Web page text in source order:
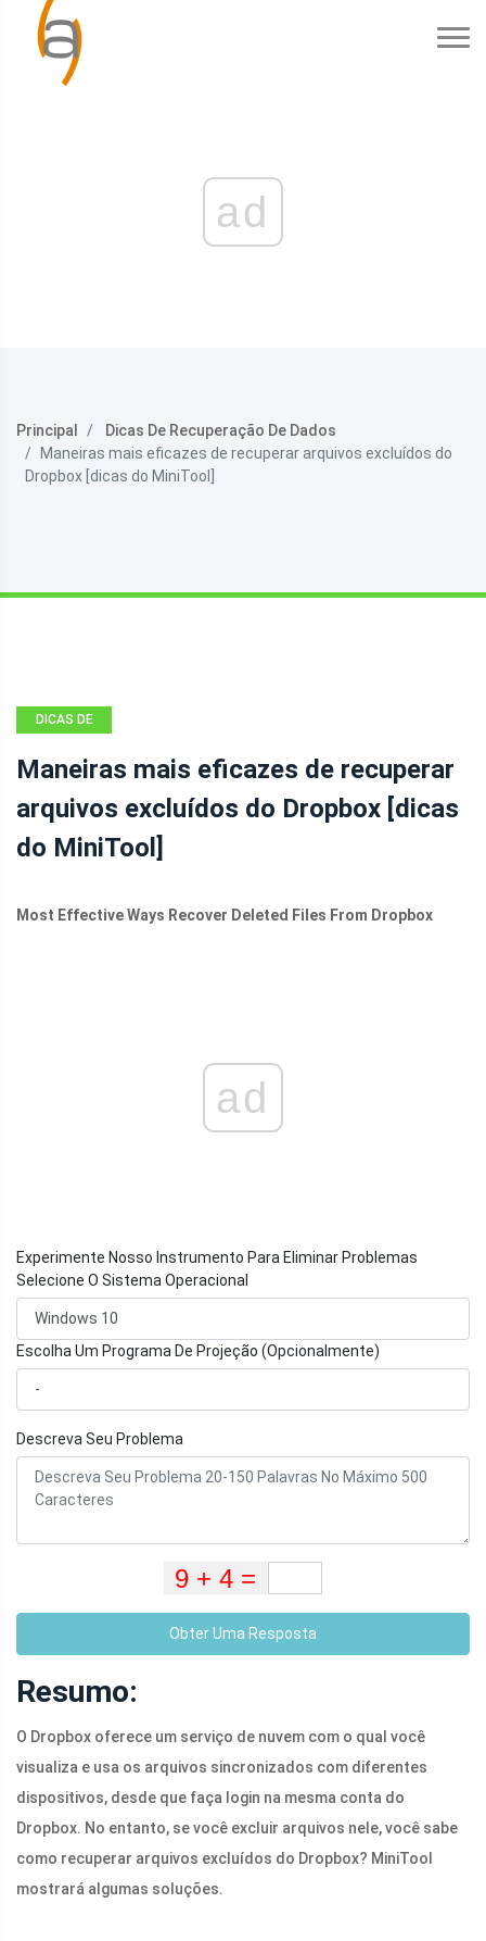
ad
Principal
Dicas De Recuperação De Dados
Maneiras mais eficazes de recuperar arquivos excluídos do
Dropbox [dicas do MiniTool]
DICAS DE
DE DADOS
Maneiras mais eficazes de recuperar
arquivos excluídos do Dropbox [dicas
do MiniTool]
Most Effective Ways Recover Deleted Files From Dropbox
ad
Experimente Nosso Instrumento Para Eliminar Problemas
Selecione O Sistema Operacional
Escolha Um Programa De Projeção (Opcionalmente)
Descreva Seu Problema
Obter Uma Resposta
Resumo:
O Dropbox oferece um serviço de nuvem com o qual você
visualiza e usa os arquivos sincronizados com diferentes
dispositivos, desde que faça login na mesma conta do
Dropbox. No entanto, se você excluir arquivos nele, você sabe
como recuperar arquivos excluídos do Dropbox? MiniTool
mostrará algumas soluções.